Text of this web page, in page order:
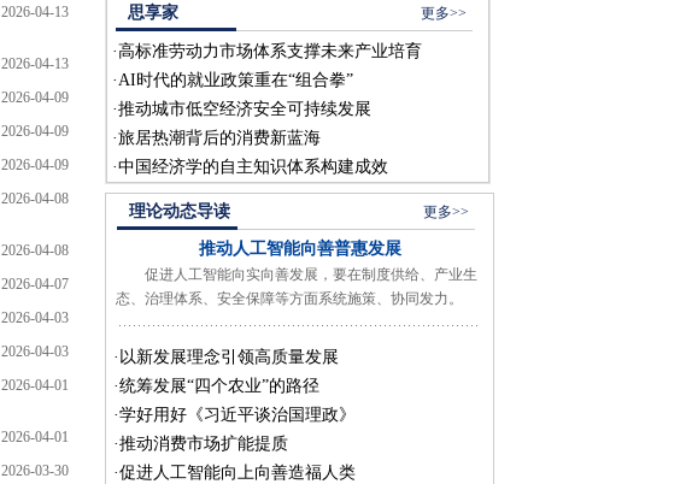
2026-04-13
2026-04-13
2026-04-09
2026-04-09
2026-04-09
2026-04-08
2026-04-08
2026-04-07
2026-04-03
2026-04-03
2026-04-01
2026-04-01
2026-03-30
思享家 更多>>
·高标准劳动力市场体系支撑未来产业培育
·AI时代的就业政策重在“组合拳”
·推动城市低空经济安全可持续发展
·旅居热潮背后的消费新蓝海
·中国经济学的自主知识体系构建成效
理论动态导读 更多>>
推动人工智能向善普惠发展
促进人工智能向实向善发展，要在制度供给、产业生
态、治理体系、安全保障等方面系统施策、协同发力。
· 以新发展理念引领高质量发展
·统筹发展“四个农业”的路径
·学好用好《习近平谈治国理政》
·推动消费市场扩能提质
·促进人工智能向上向善造福人类